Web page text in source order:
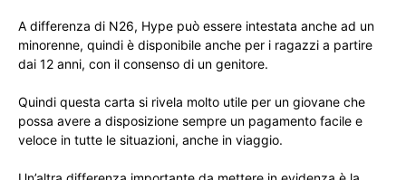
A differenza di N26, Hype può essere intestata anche ad un
minorenne, quindi è disponibile anche per i ragazzi a partire
dai 12 anni, con il consenso di un genitore.
Quindi questa carta si rivela molto utile per un giovane che
possa avere a disposizione sempre un pagamento facile e
veloce in tutte le situazioni, anche in viaggio.